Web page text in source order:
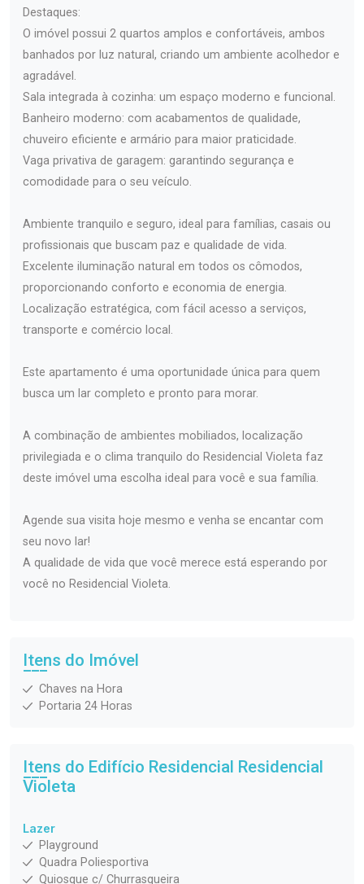
Destaques:
O imóvel possui 2 quartos amplos e confortáveis, ambos
banhados por luz natural, criando um ambiente acolhedor e
agradável.
Sala integrada à cozinha: um espaço moderno e funcional.
Banheiro moderno: com acabamentos de qualidade,
chuveiro eficiente e armário para maior praticidade.
Vaga privativa de garagem: garantindo segurança e
comodidade para o seu veículo.
Ambiente tranquilo e seguro, ideal para famílias, casais ou
profissionais que buscam paz e qualidade de vida.
Excelente iluminação natural em todos os cômodos,
proporcionando conforto e economia de energia.
Localização estratégica, com fácil acesso a serviços,
transporte e comércio local.
Este apartamento é uma oportunidade única para quem
busca um lar completo e pronto para morar.
A combinação de ambientes mobiliados, localização
privilegiada e o clima tranquilo do Residencial Violeta faz
deste imóvel uma escolha ideal para você e sua família.
Agende sua visita hoje mesmo e venha se encantar com
seu novo lar!
A qualidade de vida que você merece está esperando por
você no Residencial Violeta.
Itens do Imóvel
Chaves na Hora
Portaria 24 Horas
Itens do Edifício Residencial Residencial
Violeta
Lazer
Playground
Quadra Poliesportiva
Quiosque c/ Churrasqueira